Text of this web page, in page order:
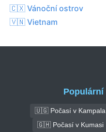
🇨🇽 Vánoční ostrov
🇻🇳 Vietnam
Populární
🇺🇬 Počasí v Kampala
🇬🇭 Počasí v Kumasi